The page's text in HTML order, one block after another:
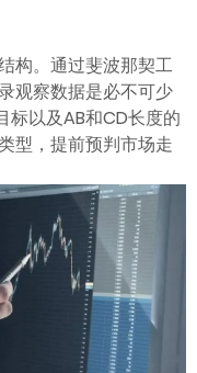
构。通过斐波那契工
观察数据是必不可少
标以及AB和CD长度的
型，提前预判市场走